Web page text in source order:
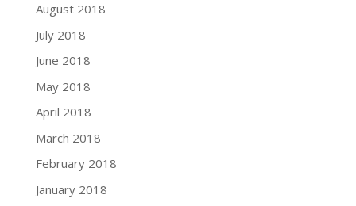
August 2018
July 2018
June 2018
May 2018
April 2018
March 2018
February 2018
January 2018